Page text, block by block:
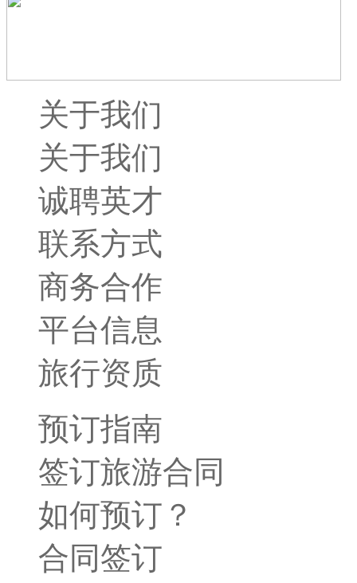
关于我们
关于我们
诚聘英才
联系方式
商务合作
平台信息
旅行资质
预订指南
签订旅游合同
如何预订？
合同签订